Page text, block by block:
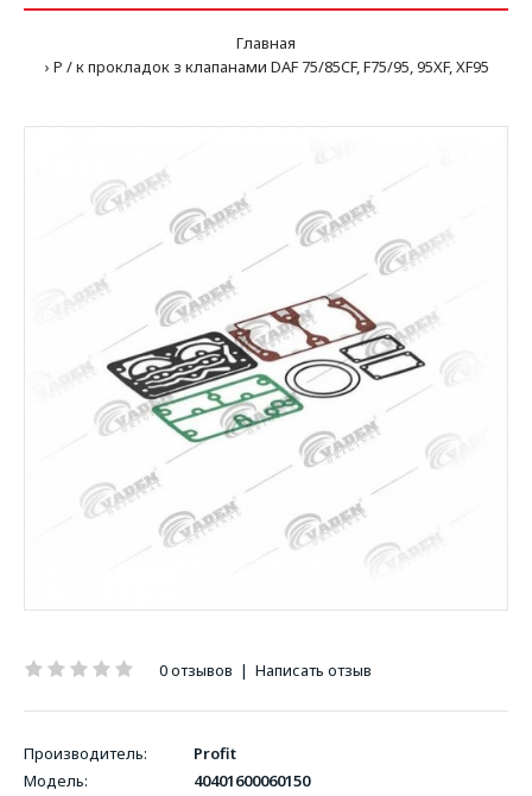
Главная
Р / к прокладок з клапанами DAF 75/85CF, F75/95, 95XF, XF95
0 отзывов | Написать отзыв
Производитель:
Profit
Модель:
40401600060150